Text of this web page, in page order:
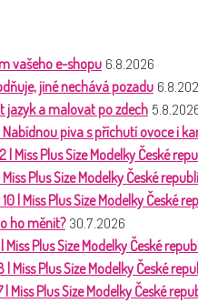
vašeho e-shopu 6.8.2026
jiné nechává pozadu
jazyk a malovat po zdech
piva s příchutí ovoce i
Miss Plus Size Modelky České
Plus Size Modelky České
| Miss Plus Size Modelky České
ho měnit? 30.7.2026
Plus Size Modelky České
Plus Size Modelky České
Plus Size Modelky České